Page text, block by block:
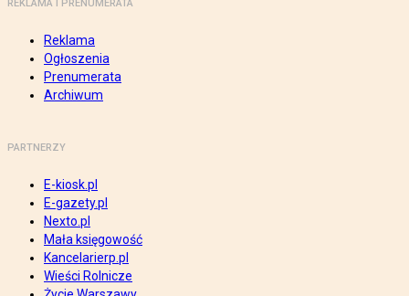
REKLAMA I PRENUMERATA
Reklama
Ogłoszenia
Prenumerata
Archiwum
PARTNERZY
E-kiosk.pl
E-gazety.pl
Nexto.pl
Mała księgowość
Kancelarierp.pl
Wieści Rolnicze